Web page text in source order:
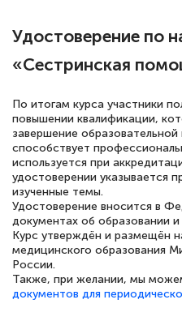
Знаток города 2
12 марта 2026
Спасибо большое
вежливое
понятно!
квалификации. Ещё
Елена Петрикс
11 марта 2026
Удостоверение по
«Сестринская
По итогам курса участники
повышении квалификации,
завершение
способствует
используется при
удостоверении указывается
изученные темы.
Удостоверение вносится в
документах об образовании
Курс утверждён и размещён
медицинского образования
России.
Также, при желании, мы
документов для